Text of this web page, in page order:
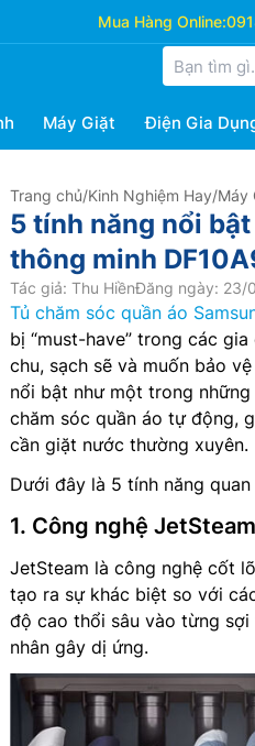
Mua Hàng Online:
Máy Giặt Điện Gia
Trang chủ/Kinh Nghiệm Hay/Máy
5 tính năng nổi
thông minh
Tác giả: Thu HiềnĐăng ngày: 23/
Tủ chăm sóc quần áo
bị “must-have” trong các
chu, sạch sẽ và muốn bảo
nổi bật như một trong
chăm sóc quần áo tự động,
cần giặt nước thường xuyên.
Dưới đây là 5 tính năng
1. Công nghệ
JetSteam là công nghệ cốt
tạo ra sự khác biệt so với
độ cao thổi sâu vào từng
nhân gây dị ứng.